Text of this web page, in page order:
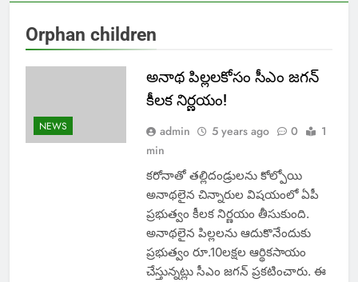
Orphan children
NEWS
అనాథ పిల్లలకోసం సీఎం జగన్
కీలక నిర్ణయం!
admin 5 years ago 0
1
min
కరోనాతో తల్లిదండ్రులను కోల్పోయి
అనాథలైన చిన్నారుల విషయంలో ఏపీ
ప్రభుత్వం కీలక నిర్ణయం తీసుకుంది.
అనాథలైన పిల్లలను ఆదుకొనేందుకు
ప్రభుత్వం రూ.10లక్షల ఆర్థికసాయం
చేస్తున్నట్లు సీఎం జగన్‌ ప్రకటించారు. ఈ